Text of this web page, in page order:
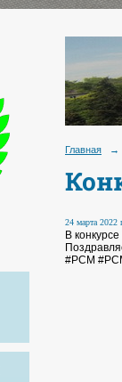
Главная →
24 марта 2022
В
#РСМ